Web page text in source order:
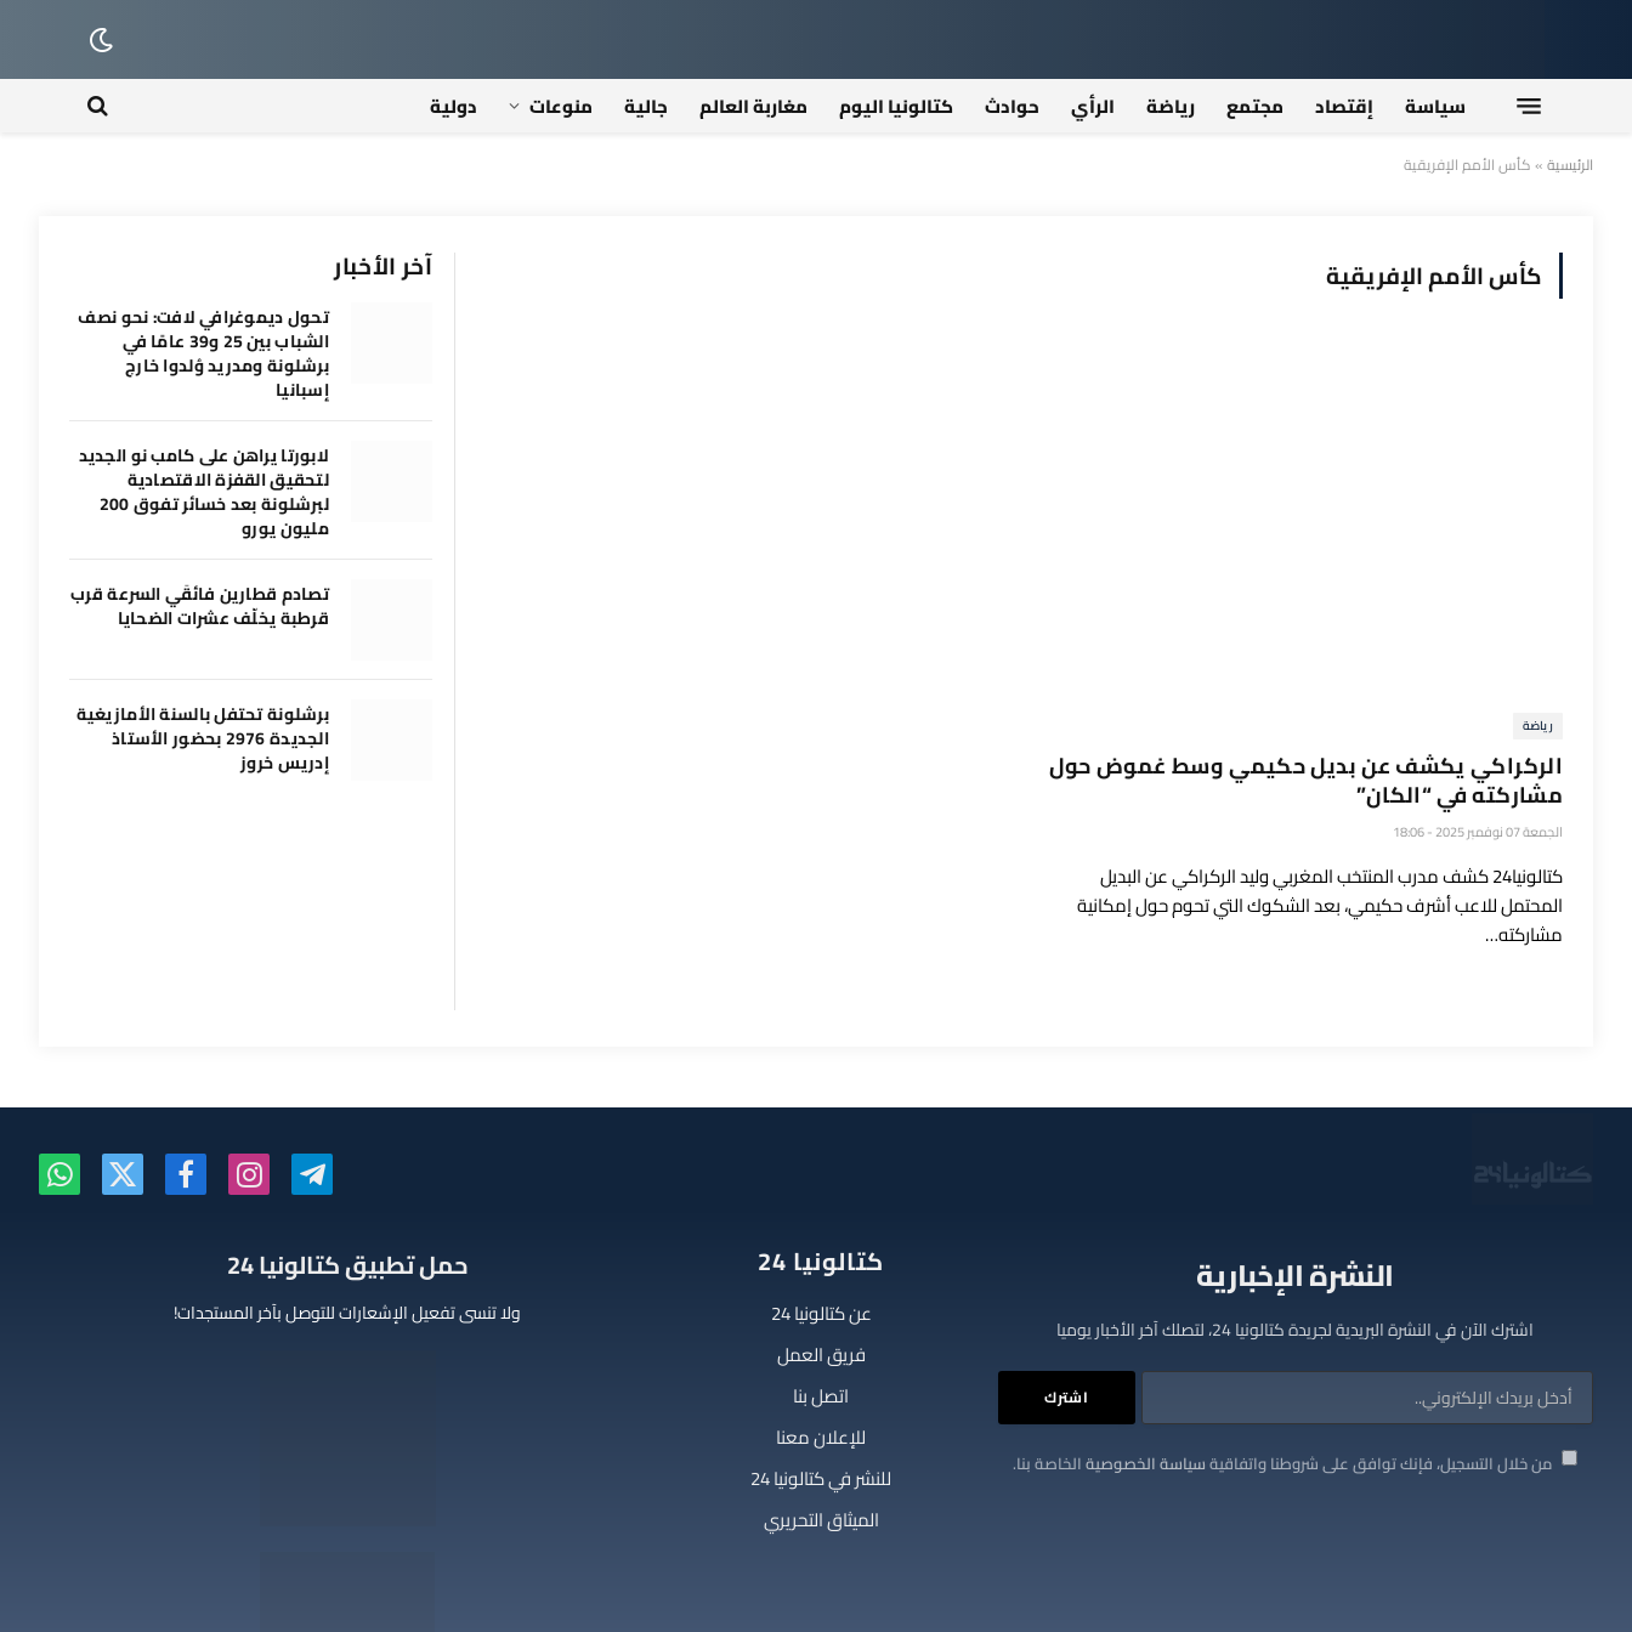
سياسة إقتصاد مجتمع رياضة الرأي حوادث كتالونيا اليوم مغاربة العالم جالية منوعات دولية
الرئيسية»كأس الأمم الإفريقية
كأس الأمم الإفريقية
رياضة
الركراكي يكشف عن بديل حكيمي وسط غموض حول
مشاركته في “الكان”
الجمعة 07 نوفمبر 2025 - 18:06
كتالونيا24 كشف مدرب المنتخب المغربي وليد الركراكي عن البديل
المحتمل للاعب أشرف حكيمي، بعد الشكوك التي تحوم حول إمكانية
مشاركته…
آخر الأخبار
تحول ديموغرافي لافت: نحو نصف
الشباب بين 25 و39 عامًا في
برشلونة ومدريد وُلدوا خارج
إسبانيا
لابورتا يراهن على كامب نو الجديد
لتحقيق القفزة الاقتصادية
لبرشلونة بعد خسائر تفوق 200
مليون يورو
تصادم قطارين فائقَي السرعة قرب
قرطبة يخلّف عشرات الضحايا
برشلونة تحتفل بالسنة الأمازيغية
الجديدة 2976 بحضور الأستاذ
إدريس خروز
تيلقرام الانستغرامفيسبوكX
واتساب
النشرة الإخبارية
اشترك الآن في النشرة البريدية لجريدة كتالونيا 24، لتصلك آخر الأخبار يوميا
من خلال التسجيل، فإنك توافق على شروطنا واتفاقيةسياسة الخصوصيةالخاصة بنا.
كتالونيا 24
عن كتالونيا 24
فريق العمل
اتصل بنا
للإعلان معنا
للنشر في كتالونيا 24
الميثاق التحريري
‫حمل تطبيق كتالونيا 24
ولا تنسى تفعيل الإشعارات للتوصل بآخر المستجدات!